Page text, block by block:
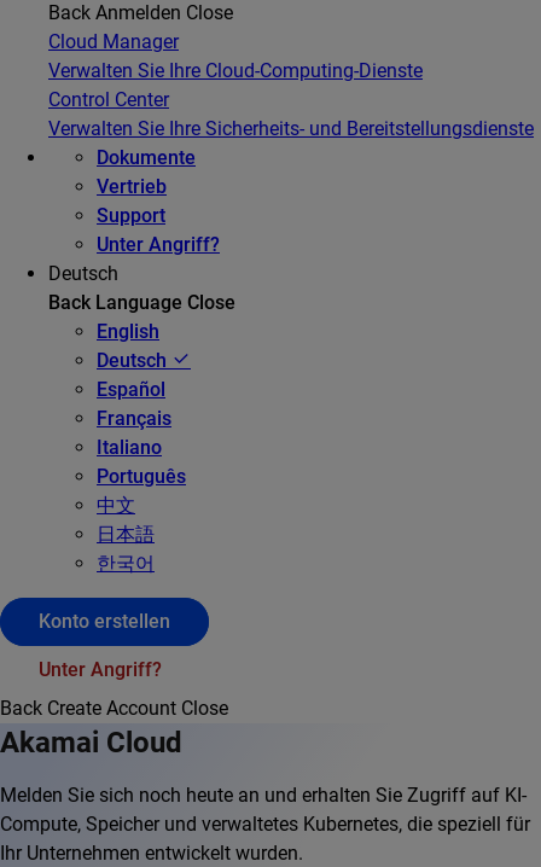
Back Anmelden Close
Cloud Manager
Verwalten Sie Ihre Cloud-Computing-Dienste
Control Center
Verwalten Sie Ihre Sicherheits- und Bereitstellungsdienste
Dokumente
Vertrieb
Support
Unter Angriff?
Deutsch
Back Language Close
English
Deutsch
Español
Français
Italiano
Português
中文
日本語
한국어
Konto erstellen
Unter Angriff?
Back Create Account Close
Akamai Cloud
Melden Sie sich noch heute an und erhalten Sie Zugriff auf KI-
Compute, Speicher und verwaltetes Kubernetes, die speziell für
Ihr Unternehmen entwickelt wurden.